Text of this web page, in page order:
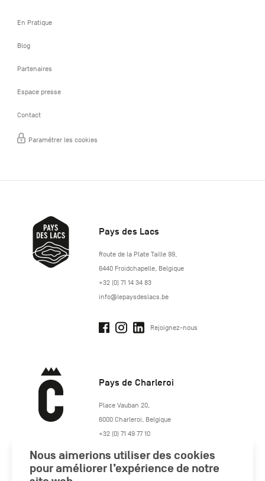
En Pratique
Blog
Partenaires
Espace presse
Contact
Paramétrer les cookies
Pays des Lacs
http://www.lepaysdeslacs.be/
Route de la Plate Taille 99,
6440 Froidchapelle, Belgique
+32 (0) 71 14 34 83
info@lepaysdeslacs.be
Rejoignez-nous
Pays de Charleroi
https://www.paysdecharleroi.be/
Place Vauban 20,
6000 Charleroi Belgique
+32 (0) 71 49 77 10
Nous aimerions utiliser des cookies
pour améliorer l’expérience de notre